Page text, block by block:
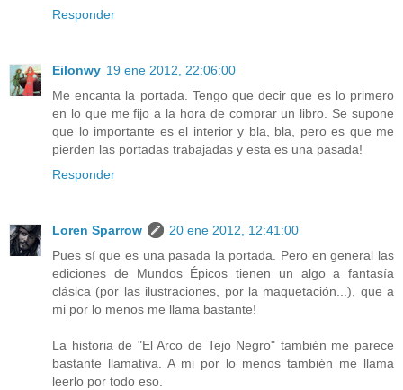
Responder
Eilonwy 19 ene 2012, 22:06:00
Me encanta la portada. Tengo que decir que es lo primero
en lo que me fijo a la hora de comprar un libro. Se supone
que lo importante es el interior y bla, bla, pero es que me
pierden las portadas trabajadas y esta es una pasada!
Responder
Loren Sparrow
20 ene 2012, 12:41:00
Pues sí que es una pasada la portada. Pero en general las
ediciones de Mundos Épicos tienen un algo a fantasía
clásica (por las ilustraciones, por la maquetación...), que a
mi por lo menos me llama bastante!
La historia de "El Arco de Tejo Negro" también me parece
bastante llamativa. A mi por lo menos también me llama
leerlo por todo eso.